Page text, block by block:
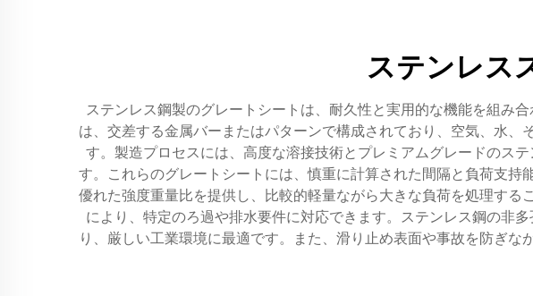
ステンレス
ステンレス鋼製のグレートシートは、耐久性と実用的な機能を組み
は、交差する金属バーまたはパターンで構成されており、空気、水
す。製造プロセスには、高度な溶接技術とプレミアムグレードのス
す。これらのグレートシートには、慎重に計算された間隔と負荷支持
優れた強度重量比を提供し、比較的軽量ながら大きな負荷を処理す
により、特定のろ過や排水要件に対応できます。ステンレス鋼の非
り、厳しい工業環境に最適です。また、滑り止め表面や事故を防ぎ